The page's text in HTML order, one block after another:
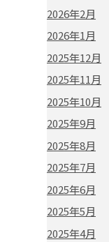
2026年2月
2026年1月
2025年12月
2025年11月
2025年10月
2025年9月
2025年8月
2025年7月
2025年6月
2025年5月
2025年4月